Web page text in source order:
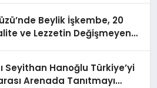
Beylik İşkembe, 20
ve Lezzetin Değişmeyen
Seyithan Hanoğlu Türkiye’yi
Arenada Tanıtmayı